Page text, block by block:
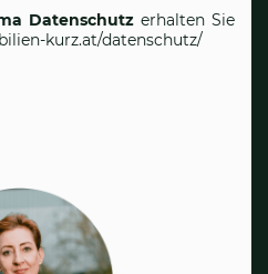
Datenschutz erhalten Sie
kurz.at/datenschutz/